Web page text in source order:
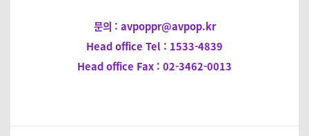
문의 : avpoppr@avpop.kr
Head office Tel : 1533-4839
Head office Fax : 02-3462-0013